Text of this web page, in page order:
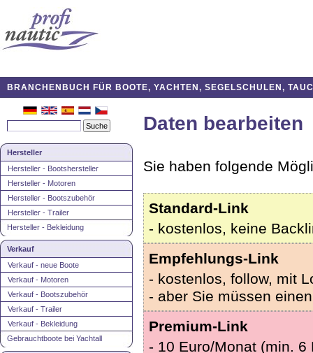
BRANCHENBUCH FÜR BOOTE, YACHTEN, SEGELSCHULEN,
Hersteller
Hersteller - Bootshersteller
Hersteller - Motoren
Hersteller - Bootszubehör
Hersteller - Trailer
Hersteller - Bekleidung
Verkauf
Verkauf - neue Boote
Verkauf - Motoren
Verkauf - Bootszubehör
Verkauf - Trailer
Verkauf - Bekleidung
Gebrauchtboote bei Yachtall
Daten bearbeiten
Sie haben folgende
Standard-Link
- kostenlos, keine
Empfehlungs-Link
- kostenlos, follow, mit
- aber Sie müssen
Premium-Link
- 10 Euro/Monat (min.